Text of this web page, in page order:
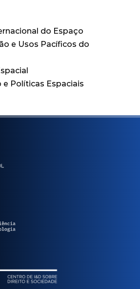
do Espaço
e Usos Pacíficos do
e Políticas Espaciais